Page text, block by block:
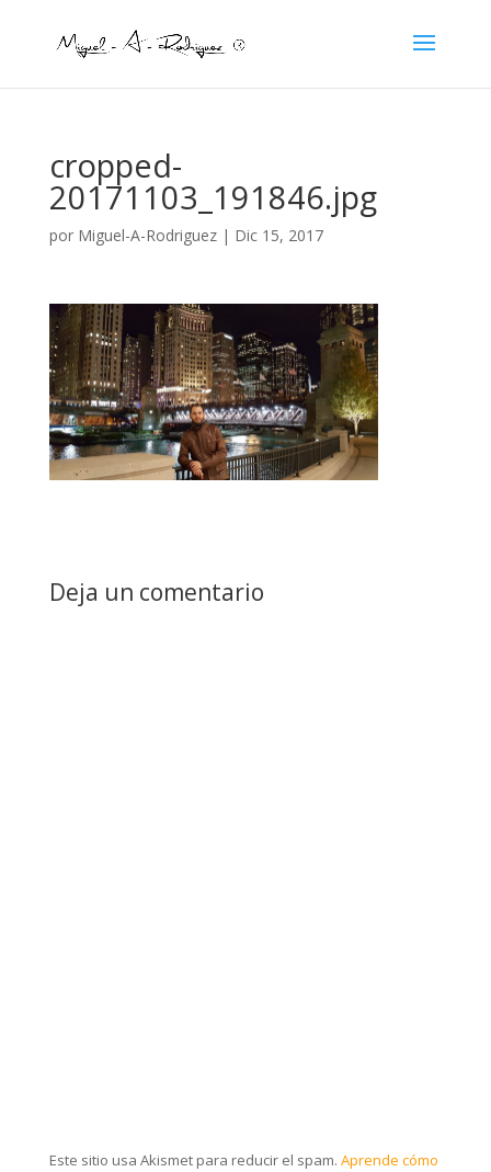
cropped-
20171103_191846.jpg
por Miguel-A-Rodriguez| Dic 15, 2017
Deja un comentario
Este sitio usa Akismet para reducir el spam. Aprende cómo